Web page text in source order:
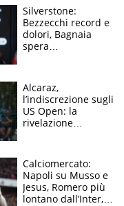
Silverstone:
Bezzecchi record e
dolori, Bagnaia
spera
e vota Aprilia
Alcaraz,
l’indiscrezione sugli
US Open: la
rivelazione
B. Rune verso la
rinuncia
Calciomercato:
Napoli su Musso e
Jesus, Romero più
lontano dall’Inter,